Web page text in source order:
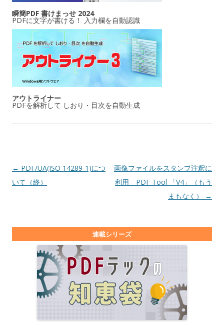
瞬簡PDF 書けまっせ 2024
PDFに文字が書ける！ 入力欄を自動認識
アウトライナー
PDFを解析して しおり・目次を自動生成
投稿ナビゲーション
← PDF/UA(ISO 14289-1)につ
いて（終）
画像ファイルをスタンプ注釈に
利用 PDF Tool 「V4」（もう
まもなく）
→
連載シリーズ